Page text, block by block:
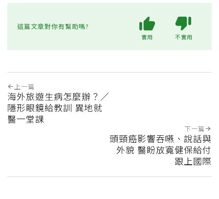
這篇文章對你有幫助嗎?
實用 不實用
上一篇
海外旅遊生病怎麼辦？／
隱形眼鏡給教訓 異地就
醫一堂課
下一篇
頭頸癌影響吞嚥、說話與
外貌 醫盼放寬健保給付
跟上國際